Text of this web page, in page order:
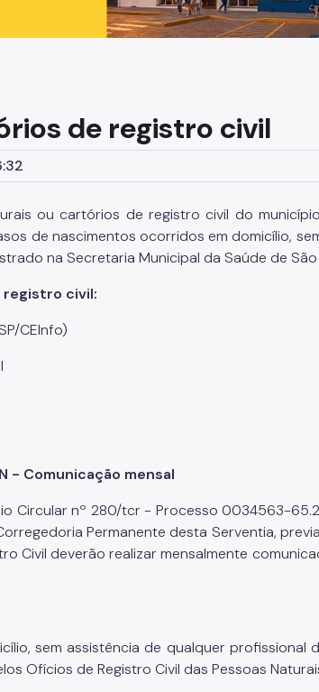
de registro civil
ou cartórios de registro civil do
de nascimentos ocorridos em domicílio,
na Secretaria Municipal da Saúde de São
registro civil:
CEInfo)
- Comunicação mensal
Circular nº 280/tcr - Processo 0034563-
Permanente desta Serventia,
Civil deverão realizar mensalmente
sem assistência de qualquer profissional
Ofícios de Registro Civil das Pessoas